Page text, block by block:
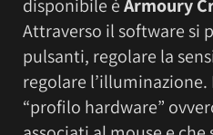
disponibile èArmoury
Attraverso il software si
pulsanti, regolare la
regolare
“profilo hardware”